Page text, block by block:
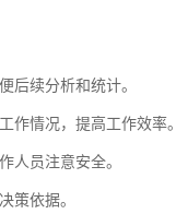
后续分析和统计。
作情况，提高工作效率。
人员注意安全。
策依据。